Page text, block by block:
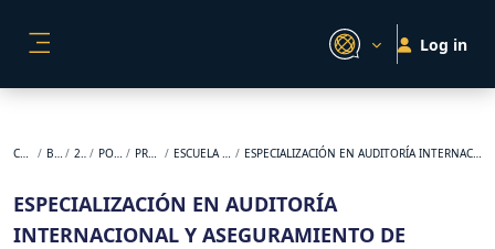
Log in
Courses BACKUP 2024-2 POSGRADO PRESENCIAL ESCUELA DE NEGOCIOS ESPECIALIZACIÓN EN AUDITORÍA INTERNACIONAL Y ASEGURAMIENTO DE INFORMACIÓN
ESPECIALIZACIÓN EN AUDITORÍA
INTERNACIONAL Y ASEGURAMIENTO DE